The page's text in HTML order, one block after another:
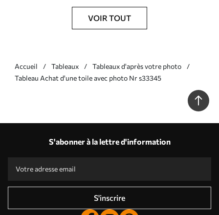
VOIR TOUT
Accueil Tableaux
Tableaux d'après votre photo
Tableau Achat d'une toile avec photo Nr s33345
S'abonner à la lettre d'information
S'inscrire